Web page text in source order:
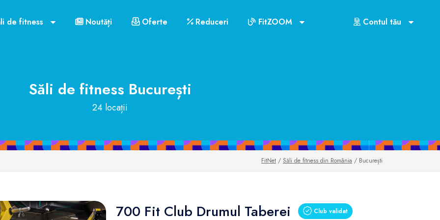
de fitness Noutăți Oferte Reduceri FitZOOM Contul tău
Săli de fitness București
24 locații
FitNet / Săli de fitness din România / București
700 Fit Club Drumul Taberei Club validat